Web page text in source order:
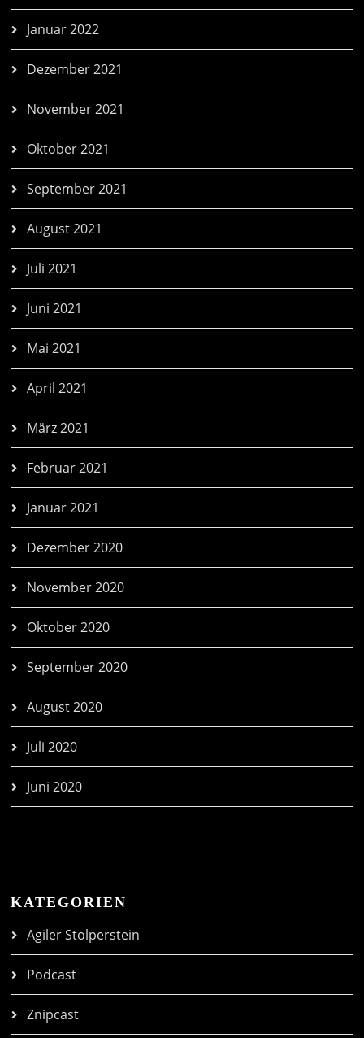
Januar 2022
Dezember 2021
November 2021
Oktober 2021
September 2021
August 2021
Juli 2021
Juni 2021
Mai 2021
April 2021
März 2021
Februar 2021
Januar 2021
Dezember 2020
November 2020
Oktober 2020
September 2020
August 2020
Juli 2020
Juni 2020
KATEGORIEN
Agiler Stolperstein
Podcast
Znipcast